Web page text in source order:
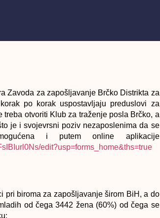
Zavoda za zapošljavanje Brčko Distrikta za
po korak uspostavljaju preduslovi za
treba otvoriti Klub za traženje posla Brčko, a
je i svojevrsni poziv nezaposlenima da se
i putem online aplikacije
edit?usp=forms_home&ths=true
pri biroma za zapošljavanje širom BiH, a do
od čega 3442 žena (60%) od čega se